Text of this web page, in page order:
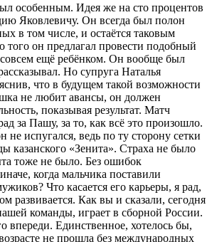
особенным. Идея же на сто процентов
Яковлевичу. Он всегда был полон
в том числе, и остаётся таковым
того он предлагал провести подобный
ещё ребёнком. Он вообще был
Но супруга Наталья
что в будущем такой возможности
не любит авансы, он должен
показывая результат. Матч
за Пашу, за то, как всё это произошло.
не испугался, ведь по ту сторону сетки
казанского «Зенита». Страха не было
тоже не было. Без ошибок
когда мальчика поставили
Что касается его карьеры, я рад,
развивается. Как вы и сказали, сегодня
команды, играет в сборной России.
впереди. Единственное, хотелось бы,
не прошла без международных